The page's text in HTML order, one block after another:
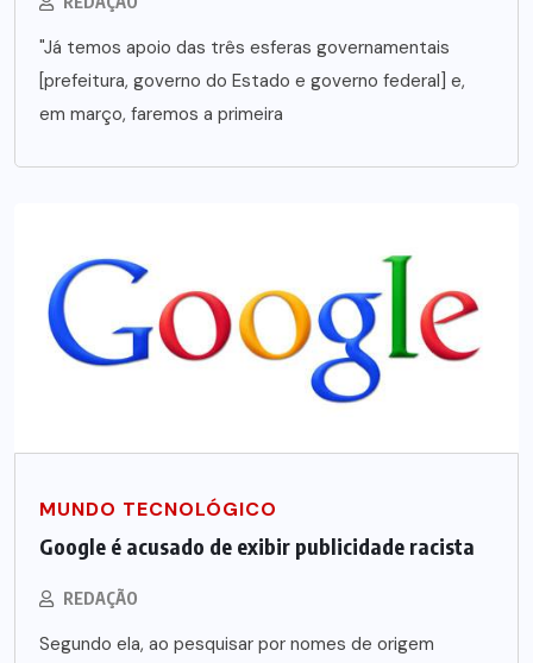
"Já temos apoio das três esferas governamentais
[prefeitura, governo do Estado e governo federal] e,
em março, faremos a primeira
MUNDO TECNOLÓGICO
Google é acusado de exibir publicidade racista
REDAÇÃO
Segundo ela, ao pesquisar por nomes de origem